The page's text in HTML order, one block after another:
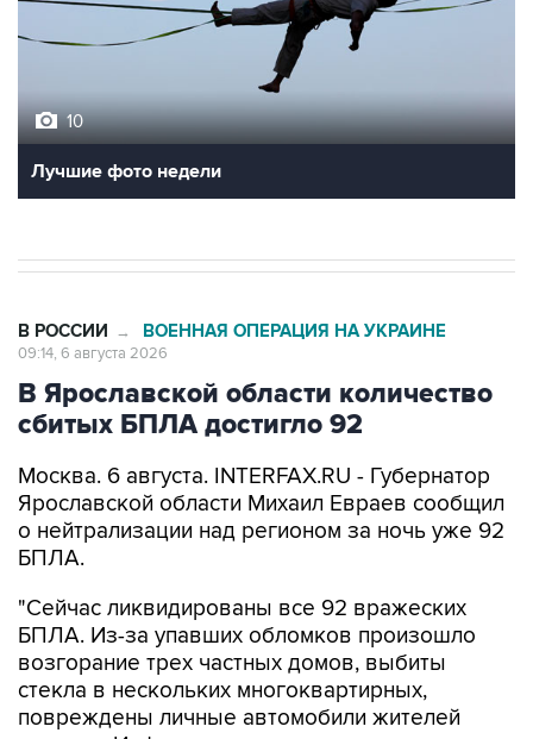
Лучшие фото недели
В Ярославской области количество
сбитых БПЛА достигло 92
Москва. 6 августа. INTERFAX.RU - Губернатор
о нейтрализации над регионом за ночь уже 92
БПЛА.
"Сейчас ликвидированы все 92 вражеских
возгорание трех частных домов, выбиты
стекла в нескольких многоквартирных,
повреждены личные автомобили жителей
региона. Информация по пострадавшим
уточняется", -написалон в мессенджере.